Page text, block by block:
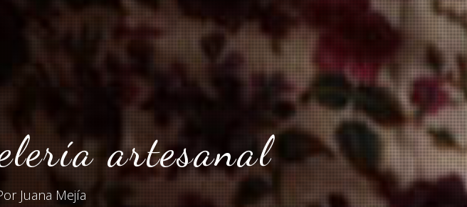
artesanal
Juana Mejía